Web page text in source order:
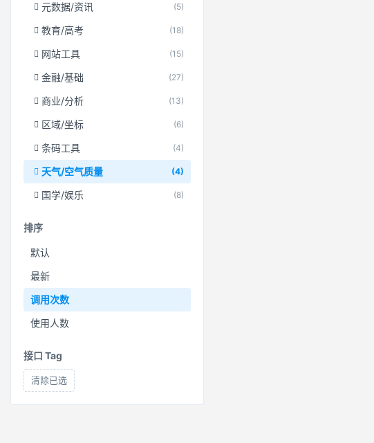
元数据/资讯 (5)
教育/高考 (18)
网站工具 (15)
金融/基础 (27)
商业/分析 (13)
区域/坐标 (6)
条码工具 (4)
天气/空气质量 (4)
国学/娱乐 (8)
排序
默认
最新
调用次数
使用人数
接口 Tag
清除已选